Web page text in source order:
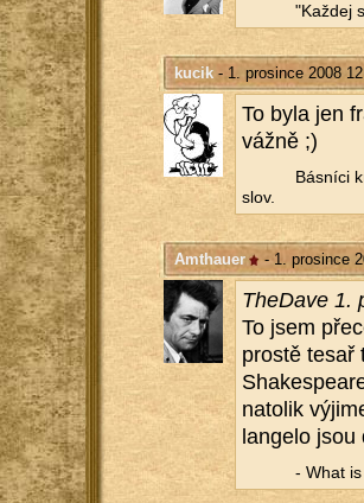
"Kaž­dej
kucik- 1. prosince 2008
To byla jen
vážně ;)
Bás­ní­ci
slov.
Amthauer - 1. prosince
The­Da­ve 1.
To jsem
pros­tě tesař
na­to­lik
lan­ge­lo
- What